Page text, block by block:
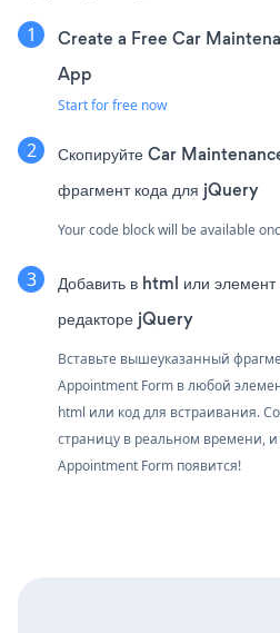
Create a Free Car
App
Start for free now
Скопируйте Car
фрагмент кода для jQuery
Your code block will be available
Добавить в html или элемент
редакторе jQuery
Вставьте вышеуказанный
Appointment Form в любой
html или код для встраивания.
страницу в реальном времени,
Appointment Form появится!